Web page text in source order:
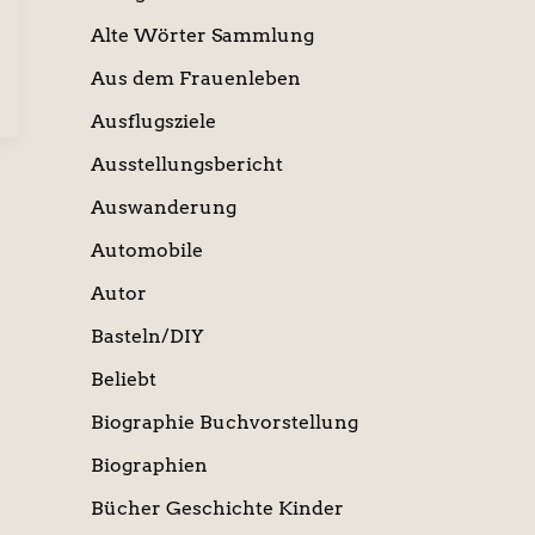
Alte Wörter Sammlung
Aus dem Frauenleben
Ausflugsziele
Ausstellungsbericht
Auswanderung
Automobile
Autor
Basteln/DIY
Beliebt
Biographie Buchvorstellung
Biographien
Bücher Geschichte Kinder